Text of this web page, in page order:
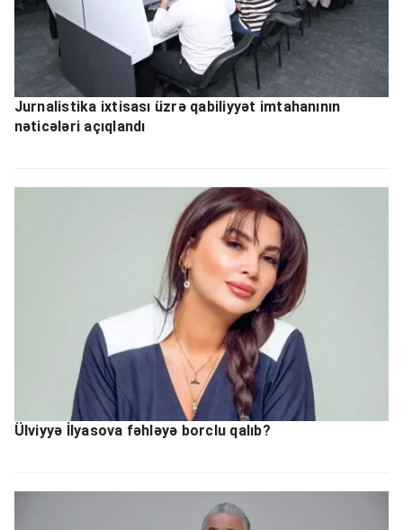
Jurnalistika ixtisası üzrə qabiliyyət imtahanının
nəticələri açıqlandı
Ülviyyə İlyasova fəhləyə borclu qalıb?